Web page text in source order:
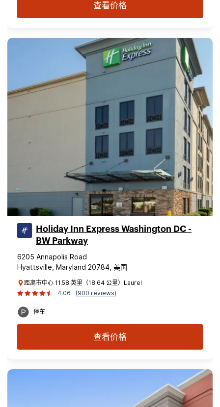
查看价格
Holiday Inn Express Washington DC -
BW Parkway
6205 Annapolis Road
Hyattsville, Maryland 20784, 美国
距离市中心 11.58 英里（18.64 公里）Laurel
4.06
(900 reviews)
停车
查看价格